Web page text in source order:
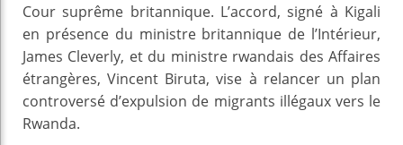
Cour suprême britannique. L’accord, signé à Kigali
en présence du ministre britannique de l’Intérieur,
James Cleverly, et du ministre rwandais des Affaires
étrangères, Vincent Biruta, vise à relancer un plan
controversé d’expulsion de migrants illégaux vers le
Rwanda.